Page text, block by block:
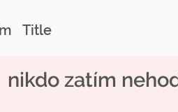
Title
nikdo zatím